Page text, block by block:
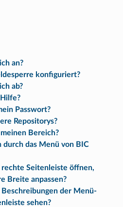
an?
konfiguriert?
ab?
Passwort?
Repositorys?
Bereich?
durch das Menü von BIC
Seitenleiste öffnen,
Breite anpassen?
der Menü-
sehen?